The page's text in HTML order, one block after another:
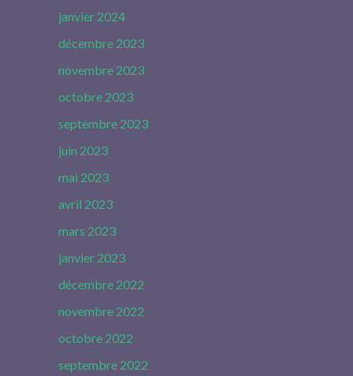
janvier 2024
décembre 2023
novembre 2023
octobre 2023
septembre 2023
juin 2023
mai 2023
avril 2023
mars 2023
janvier 2023
décembre 2022
novembre 2022
octobre 2022
septembre 2022